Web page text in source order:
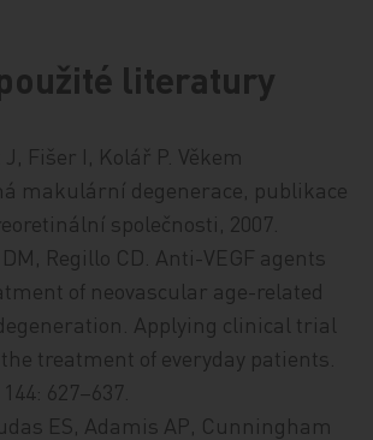
literatury
Fišer I, Kolář P. Věkem
makulární degenerace, publikace
společnosti, 2007.
Regillo CD. Anti-VEGF agents
of neovascular age-related
Applying clinical trial
treatment of everyday patients.
627–637.
ES, Adamis AP, Cunningham